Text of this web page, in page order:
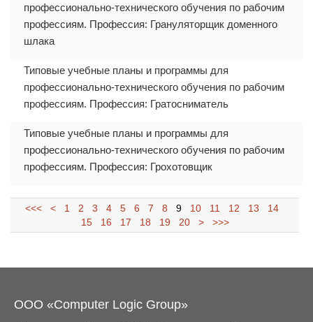
профессионально-технического обучения по рабочим
профессиям. Профессия: Грануляторщик доменного
шлака
Типовые учебные планы и программы для
профессионально-технического обучения по рабочим
профессиям. Профессия: Гратосниматель
Типовые учебные планы и программы для
профессионально-технического обучения по рабочим
профессиям. Профессия: Грохотовщик
<<< < 1 2 3 4 5 6 7 8 9 10 11 12 13
14
15
16 17 18 19 20 > >>>
ООО «Computer Logic Group»